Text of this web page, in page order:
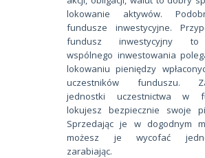
lokowanie aktywów.
fundusze inwestycyjne.
fundusz inwestycyjny
wspólnego inwestowania
lokowaniu pieniędzy
uczestników funduszu.
jednostki uczestnictwa w
lokujesz bezpiecznie swoje
Sprzedając je w dogodnym
możesz je wycofać
zarabiając.